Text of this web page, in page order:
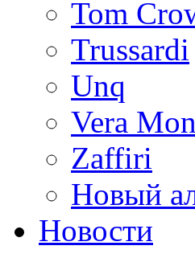
Tom
Trussardi
Unq
Vera
Zaffiri
Новый
Новости